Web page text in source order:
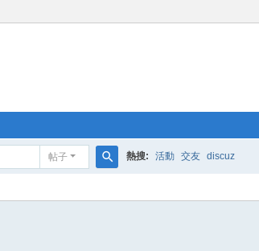
帖子
索
熱搜: 活動 交友 discuz